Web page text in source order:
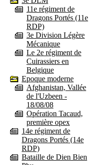
11e régiment de
Dragons Portés (11e
RDP)
3e Division Légère
Mécanique
Le 2e régiment de
Cuirassiers en
Belgique
Epoque moderne
Afghanistan, Vallée
de l'Uzbeen -
18/08/08
Opération Tacaud,
première opex
14e régiment de
Dragons Portés (14e
RDP)
Bataille de Dien Bien